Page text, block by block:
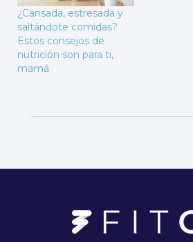
¿Cansada, estresada y
saltándote comidas?
Estos consejos de
nutrición son para ti,
mamá